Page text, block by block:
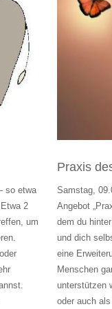
so etwa
2
um
Praxis
Samstag,
Angebot
dem du
und dich
eine
Menschen
unterstützen
oder auch